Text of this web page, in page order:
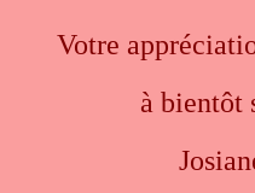
Votre
à bientôt